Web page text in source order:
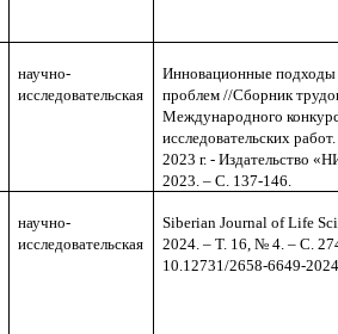
научно-
исследовательская
Инновационные
проблем //Сборник
Международного
исследовательских
2023 г. - Издательство
2023. – С. 137-146.
научно-
исследовательская
Siberian Journal of Life
2024. –Т. 16, № 4. –С.
10.12731/2658-6649-